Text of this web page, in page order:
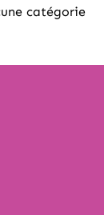
catégorie